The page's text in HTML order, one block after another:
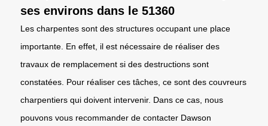
ses environs dans le 51360
Les charpentes sont des structures occupant une place
importante. En effet, il est nécessaire de réaliser des
travaux de remplacement si des destructions sont
constatées. Pour réaliser ces tâches, ce sont des couvreurs
charpentiers qui doivent intervenir. Dans ce cas, nous
pouvons vous recommander de contacter Dawson